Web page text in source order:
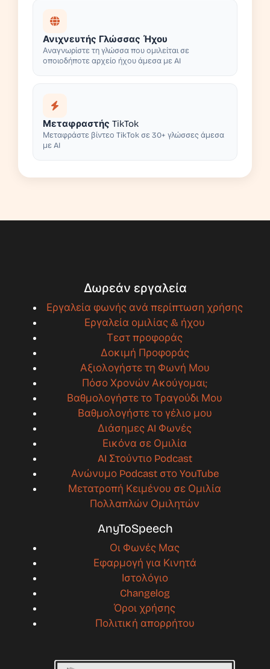
Ανιχνευτής Γλώσσας Ήχου
Αναγνωρίστε τη γλώσσα που ομιλείται σε
οποιοδήποτε αρχείο ήχου άμεσα με AI
Μεταφραστής TikTok
Μεταφράστε βίντεο TikTok σε 30+ γλώσσες άμεσα
με AI
Δωρεάν εργαλεία
Εργαλεία φωνής ανά περίπτωση χρήσης
Εργαλεία ομιλίας & ήχου
Τεστ προφοράς
Δοκιμή Προφοράς
Αξιολογήστε τη Φωνή Μου
Πόσο Χρονών Ακούγομαι;
Βαθμολογήστε το Τραγούδι Μου
Βαθμολογήστε το γέλιο μου
Διάσημες AI Φωνές
Εικόνα σε Ομιλία
AI Στούντιο Podcast
Ανώνυμο Podcast στο YouTube
Μετατροπή Κειμένου σε Ομιλία
Πολλαπλών Ομιλητών
AnyToSpeech
Οι Φωνές Μας
Εφαρμογή για Κινητά
Ιστολόγιο
Changelog
Όροι χρήσης
Πολιτική απορρήτου